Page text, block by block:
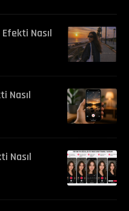
Nasıl
Nasıl
Nasıl